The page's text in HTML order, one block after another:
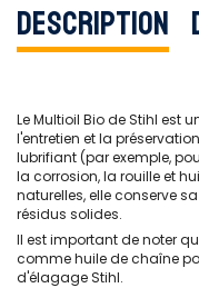
Description
Le Multioil Bio de Stihl est
l'entretien et la
lubrifiant (par exemple,
la corrosion, la rouille et
naturelles, elle conserve
résidus solides.
Il est important de noter
comme huile de chaîne
d'élagage Stihl.